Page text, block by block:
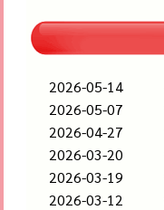
2026-05-14
2026-05-07
2026-04-27
2026-03-20
2026-03-19
2026-03-12